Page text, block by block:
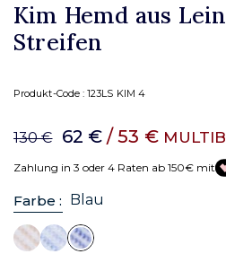
Kim Hemd aus
Streifen
Produkt-Code :123LS KIM 4
130 € 62 € / 53 €
Zahlung in 3 oder 4 Raten ab 150€ mit
Farbe : Blau